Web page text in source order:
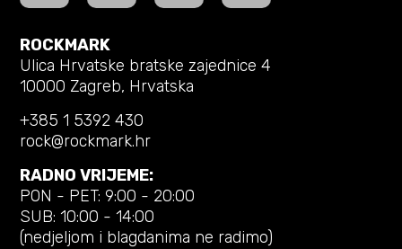
ROCKMARK
Ulica Hrvatske bratske zajednice 4
10000 Zagreb, Hrvatska
+385 1 5392 430
rock@rockmark.hr
RADNO VRIJEME:
PON - PET: 9:00 - 20:00
SUB: 10:00 - 14:00
(nedjeljom i blagdanima ne radimo)